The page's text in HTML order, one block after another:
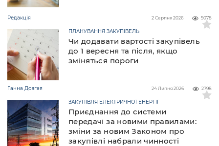
Редакція 5078
2 Серпня 2026
Чи додавати вартості закупівель
до 1 вересня та після, якщо
зміняться пороги
ПЛАНУВАННЯ ЗАКУПІВЕЛЬ
Ганна Довгая 2798
24 Липня 2026
Приєднання до системи
передачі за новими правилами:
зміни за новим Законом про
закупівлі набрали чинності
ЗАКУПІВЛЯ ЕЛЕКТРИЧНОЇ ЕНЕРГІЇ